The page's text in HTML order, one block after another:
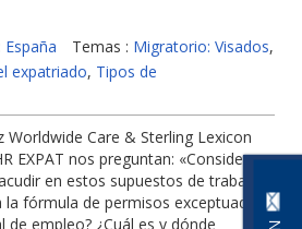
España Temas : Migratorio: Visados,
expatriado, Tipos de
Worldwide Care & Sterling Lexicon
EXPAT nos preguntan: «Consideras
en estos supuestos de trabajo
fórmula de permisos exceptuados
de empleo? ¿Cuál es y dónde